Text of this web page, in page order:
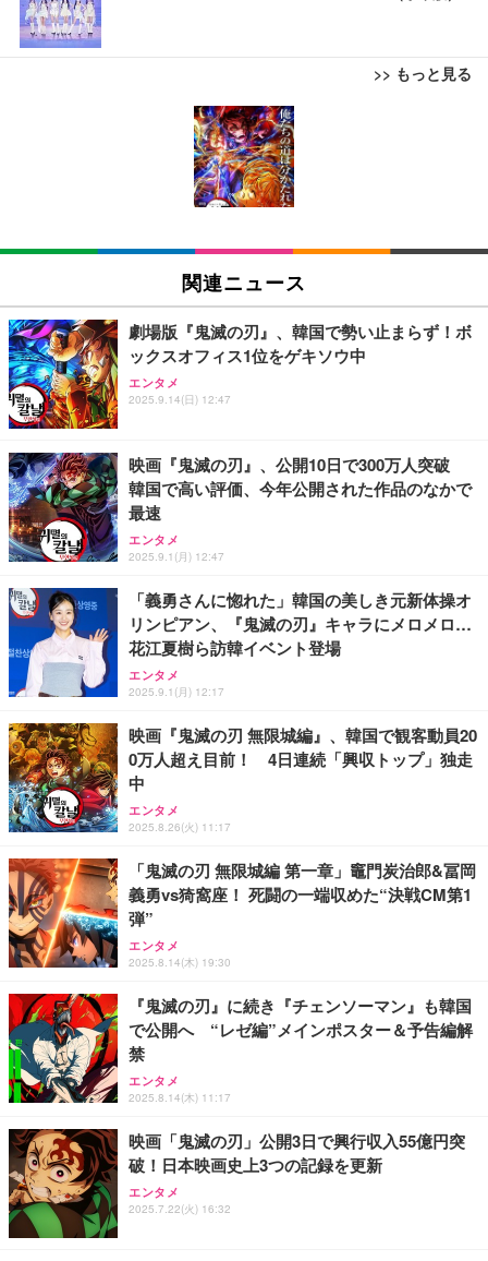
>> もっと見る
ブラックニッカ ニッカ Nikka ウィスキー4000ml ブ
ラックニッカクリア ウヰスキー 【日本 アサヒ ウィ
スキー】 大容量 お得 4リットル
【Amazon.co.jp限定】コロナ・エキストラ Corona
ト] [ギフトBox入り]
￥2,249
霧島酒造 チューパック黒霧島 25度 [ 焼酎 宮崎県 18
00ml×2本 ]
アサヒ スーパードライ [缶] 135ml x 24本 [ケース販
￥3,493
天羽の梅 1800ml （ハイボールの元 焼酎用）[天羽飲
料製造 東京都]
￥1,750
松阪牛 グルメ ハンバーグ 【誕生日ギフトセット】
誕生日プレゼント 高級 ハンバーグ 肉 ギフト 牛肉
食べ物 冷凍 高級 内祝 お返し 人気 お取り寄せ グル
メ 出産 男性 土産 女性 お父さん お母さん
松阪牛 グルメ ハンバーグ【オレンジ花束カード】
べ物 冷凍 高級 プレゼント 内祝 お返し 人気 お取り
寄せ グルメ
￥4,000
父の日ギフト 松阪牛 グルメ ハンバーグ【父の日短
冊 ブルー花束カード】父の日 食べ物 肉 父 お父さん
お取り寄せグルメ おつまみ ハンバーグギフト 冷凍
お中元 ギフト 【TV紹介されました♪】 純系 名古屋
コーチン 燻製 4種 セット おつまみ お取り寄せグル
メ 100％国産 高級 地鶏 お肉 ハム ソーセージ 冷凍
化粧箱入り 手提げ紙袋 熨斗対応可 南部食鶏 RK-29-
￥4,066
Butz Delicatessen おつまみアソートセット 【誕生
日用（バースデーカード付き）】 おつまみセット 6
品 食べ比べ ご自宅用 お中元 合鴨 牛タン ロースト
ビーフ 燻製 詰め合わせ ギフト プレゼント おしゃれ
￥2,952
【New】Amazon Fire TV Stick HD | 手軽にストリ
ーミングをはじめよう | ストリーミングメディアプ
【New】Amazon Fire TV Stick HD | 手軽にストリ
￥6,980
Amazon Fire TV Stick 4K Select | 4Kの高画質スト
リーミング | ストリーミングメディアプレイヤー
Amazon Fire TV Stick 4K Plus | 映画館のような4K
￥9,980
Amazon Echo Dot (エコードット) 第5世代 - Alex
a、センサー搭載、鮮やかなサウンド｜チャコール
￥7,480
関連ニュース
劇場版『鬼滅の刃』、韓国で勢い止まらず！ボ
ックスオフィス1位をゲキソウ中
エンタメ
2025.9.14(日) 12:47
映画『鬼滅の刃』、公開10日で300万人突破
韓国で高い評価、今年公開された作品のなかで
最速
エンタメ
2025.9.1(月) 12:47
「義勇さんに惚れた」韓国の美しき元新体操オ
リンピアン、『鬼滅の刃』キャラにメロメロ…
花江夏樹ら訪韓イベント登場
エンタメ
2025.9.1(月) 12:17
映画『鬼滅の刃 無限城編』、韓国で観客動員20
0万人超え目前！ 4日連続「興収トップ」独走
中
エンタメ
2025.8.26(火) 11:17
「鬼滅の刃 無限城編 第一章」竈門炭治郎&冨岡
義勇vs猗窩座！ 死闘の一端収めた“決戦CM第1
弾”
エンタメ
2025.8.14(木) 19:30
『鬼滅の刃』に続き『チェンソーマン』も韓国
で公開へ “レゼ編”メインポスター＆予告編解
禁
エンタメ
2025.8.14(木) 11:17
映画「鬼滅の刃」公開3日で興行収入55億円突
破！日本映画史上3つの記録を更新
エンタメ
2025.7.22(火) 16:32